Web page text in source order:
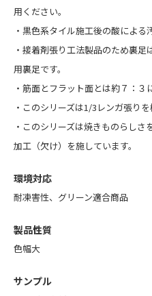
用ください。
・黒色系タイル施工後の酸による
・接着剤張り工法製品のため裏
用裏足です。
・筋面とフラット面とは約７：３
・このシリーズは1/3レンガ張りを
・このシリーズは焼きものらし
加工（欠け）を施しています。
環境対応
耐凍害性、グリーン適合商品
製品性質
色幅大
サンプル